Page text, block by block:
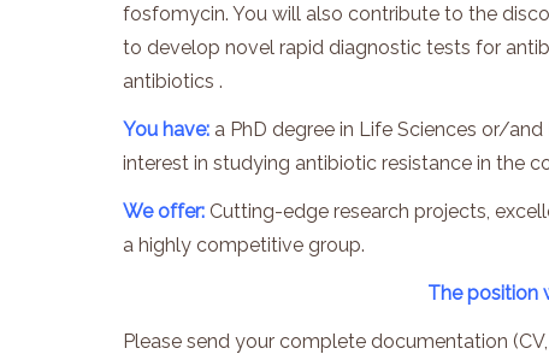
fosfomycin. You will also contribute to the
to develop novel rapid diagnostic tests for
antibiotics .
You have: a PhD degree in Life Sciences or/
interest in studying antibiotic resistance in the
We offer: Cutting-edge research projects,
a highly competitive group.
The position
Please send your complete documentation